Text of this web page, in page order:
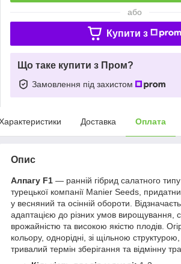
або
Купити з
Що таке купити з Пром?
Замовлення під захистом
Доставка Оплата
Опис
Алпагу F1 — ранній гібрид салатного
турецької компанії Manier Seeds,
у весняний та осінній обороти.
адаптацією до різних умов вирощування,
врожайністю та високою якістю плодів.
кольору, однорідні, зі щільною
тривалий термін зберігання та відмінну